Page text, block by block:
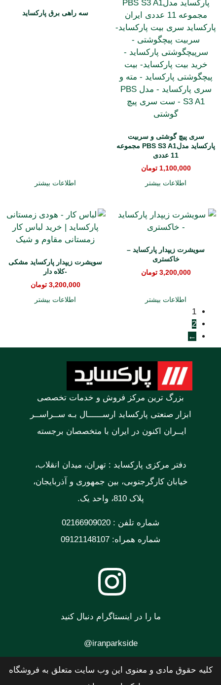
سری پیچ گوشتی و سربیت
پارکساید مدلPBS S3 A1 مجموعه
11 عددی
1,100,000 تومان
اطلاعات بیشتر
سه راهی برق پارکساید
اطلاعات بیشتر
سویشرت زیپدار پارکساید –
خاکستری
3,200,000 تومان
اطلاعات بیشتر
سویشرت زیپدار پارکساید مشکی
-کلاه دار
3,200,000 تومان
اطلاعات بیشتر
1
2
←
بزرگ ترین مرکز فروش و خدمات تخصصی
ابزار صنعتی پارکساید ارســــــال بـه ســراســر
ایــران اکنون در ایران با متخصصان برجسته
دفتر مرکزی پارکساید : تهران، میدان انقلاب،
خیابان کارگرجنوبی، بین جمهوری و آذربایجان،
پلاک 810، واحد یک.
شماره تلفن : 02166909020
شماره همراه: 09121148107
ما را در اینستاگرام دنبال کنید
iranparkside@
کلیه حقوق مادی و معنوی این وب سایت متعلق به فروشگاه